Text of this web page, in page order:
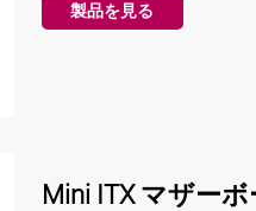
製品を見る
Mini ITX マザーボ